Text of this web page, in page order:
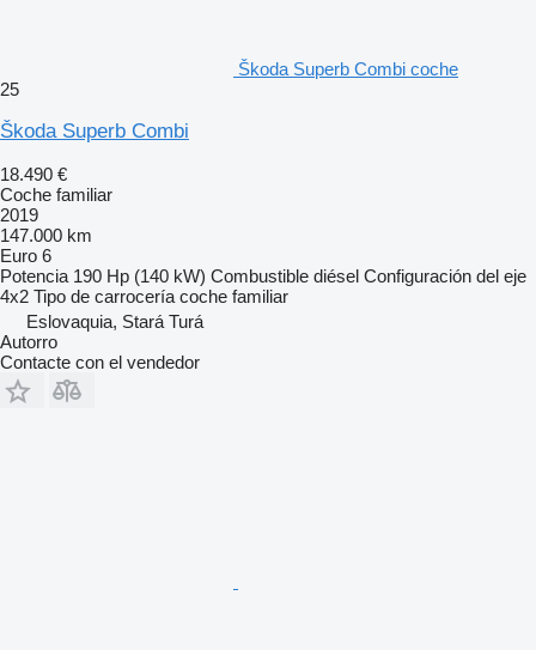
Škoda Superb Combi coche
25
Škoda Superb Combi
18.490 €
Coche familiar
2019
147.000 km
Euro 6
Potencia 190 Hp (140 kW) Combustible diésel Configuración del eje
4x2 Tipo de carrocería coche familiar
Eslovaquia, Stará Turá
Autorro
Contacte con el vendedor